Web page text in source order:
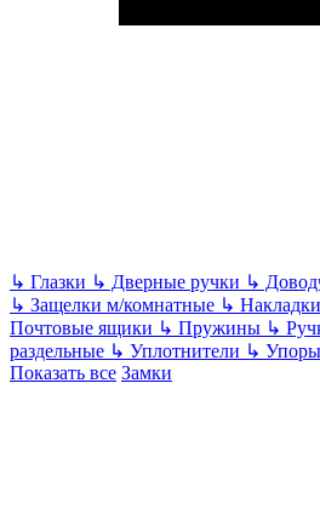
↳ Глазки ↳ Дверные ручки ↳
↳ Защелки м/комнатные ↳
Почтовые ящики ↳ Пружины ↳
раздельные ↳ Уплотнители ↳ Упоры
Показать все Замки